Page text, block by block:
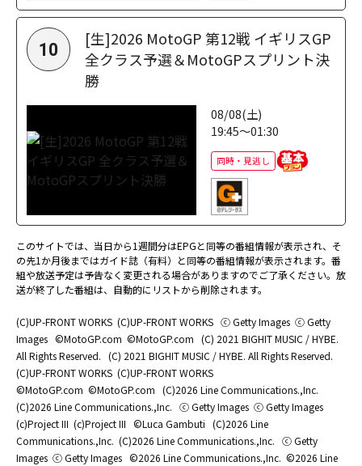
10
[生]2026 MotoGP 第12戦 イギリスGP
全クラス予選＆MotoGPスプリント決
勝
08/08(土)
19:45～01:30
同時・見逃し
このサイトでは、当日から1週間分はEPGと同等の番組情報が表示され、そ
の先1か月後まではガイド誌（有料）と同等の番組情報が表示されます。番
組や放送予定は予告なく変更される場合がありますのでご了承ください。放
送が終了した番組は、自動的にリストから削除されます。
(C)UP-FRONT WORKS (C)UP-FRONT WORKS ⓒ Getty Images ⓒ Getty
Images ©MotoGP.com ©MotoGP.com (C) 2021 BIGHIT MUSIC / HYBE.
All Rights Reserved. (C) 2021 BIGHIT MUSIC / HYBE. All Rights Reserved.
(C)UP-FRONT WORKS (C)UP-FRONT WORKS
©MotoGP.com ©MotoGP.com (C)2026 Line Communications.,Inc.
(C)2026 Line Communications.,Inc. ⓒ Getty Images ⓒ Getty Images
(c)Project III (c)Project III ©Luca Gambuti (C)2026 Line
Communications.,Inc. (C)2026 Line Communications.,Inc. ⓒ Getty
Images ⓒ Getty Images ©2026 Line Communications.,Inc. ©2026 Line